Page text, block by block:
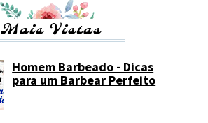
Mais Vistas
Homem Barbeado - Dicas
para um Barbear Perfeito